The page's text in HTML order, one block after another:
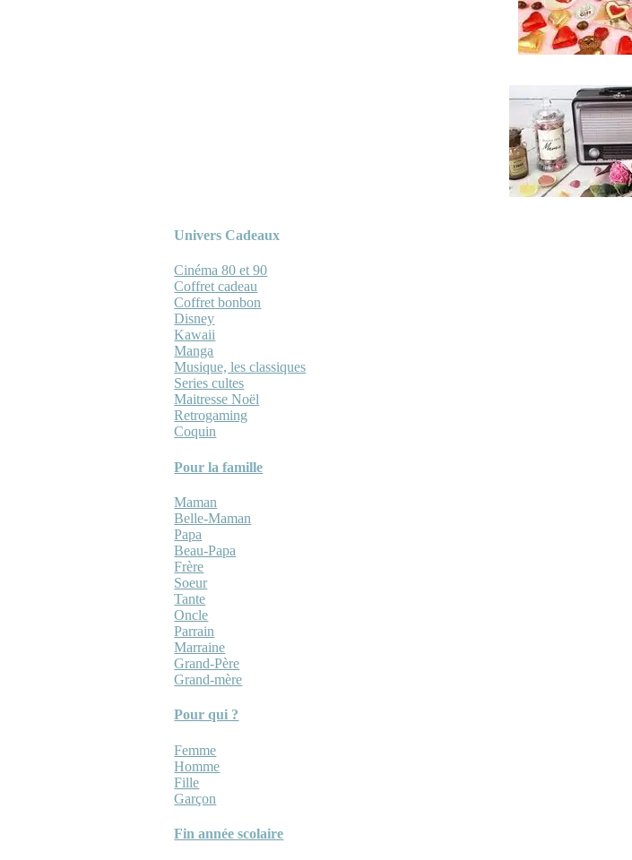
Univers Cadeaux
Cinéma 80 et 90
Coffret cadeau
Coffret bonbon
Disney
Kawaii
Manga
Musique, les classiques
Series cultes
Maitresse Noël
Retrogaming
Coquin
Pour la famille
Maman
Belle-Maman
Papa
Beau-Papa
Frère
Soeur
Tante
Oncle
Parrain
Marraine
Grand-Père
Grand-mère
Pour qui ?
Femme
Homme
Fille
Garçon
Fin année scolaire